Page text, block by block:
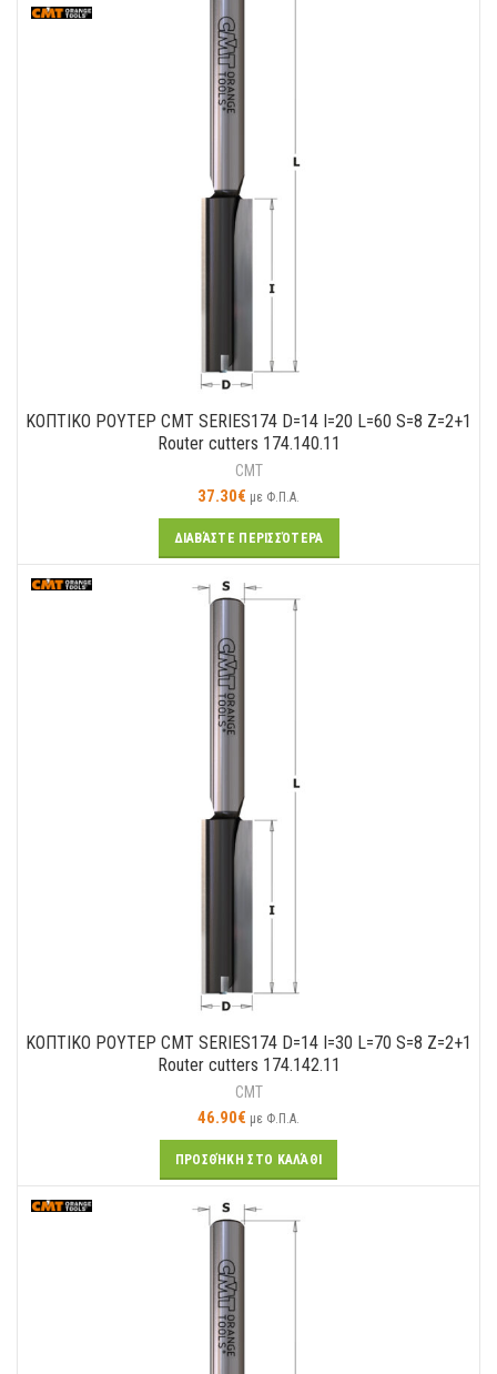
ΚΟΠΤΙΚO ΡΟΥΤΕΡ CMT SERIES174 D=14 I=20 L=60 S=8 Z=2+1
Router cutters 174.140.11
CMT
37.30€ με Φ.Π.Α.
ΔΙΑΒΆΣΤΕ ΠΕΡΙΣΣΌΤΕΡΑ
ΚΟΠΤΙΚO ΡΟΥΤΕΡ CMT SERIES174 D=14 I=30 L=70 S=8 Z=2+1
Router cutters 174.142.11
CMT
46.90€ με Φ.Π.Α.
ΠΡΟΣΘΉΚΗ ΣΤΟ ΚΑΛΆΘΙ